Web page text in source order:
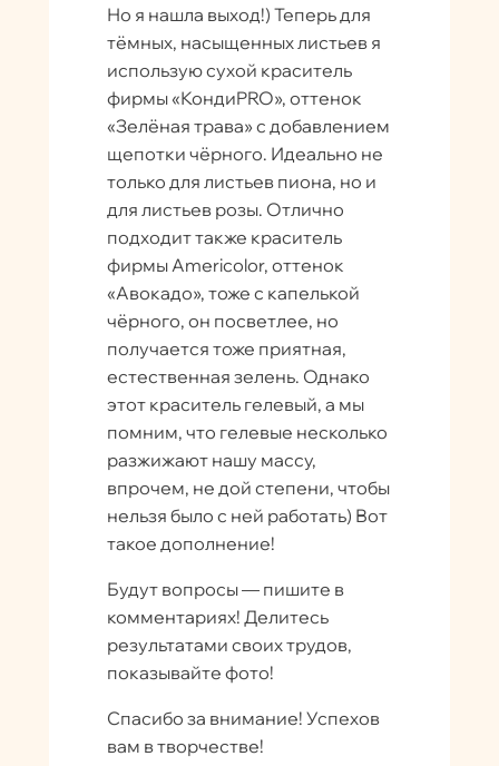
Но я нашла выход!) Теперь для
тёмных, насыщенных листьев я
использую сухой краситель
фирмы «КондиPRO», оттенок
«Зелёная трава» с добавлением
щепотки чёрного. Идеально не
только для листьев пиона, но и
для листьев розы. Отлично
подходит также краситель
фирмы Americolor, оттенок
«Авокадо», тоже с капелькой
чёрного, он посветлее, но
получается тоже приятная,
естественная зелень. Однако
этот краситель гелевый, а мы
помним, что гелевые несколько
разжижают нашу массу,
впрочем, не дой степени, чтобы
нельзя было с ней работать) Вот
такое дополнение!
Будут вопросы — пишите в
комментариях! Делитесь
результатами своих трудов,
показывайте фото!
Спасибо за внимание! Успехов
вам в творчестве!